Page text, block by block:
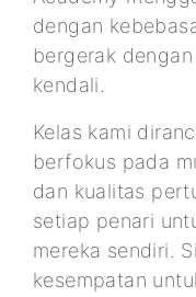
dengan
bergerak
kendali.
Kelas kami
berfokus pada
dan kualitas
setiap penari
mereka sendiri.
kesempatan